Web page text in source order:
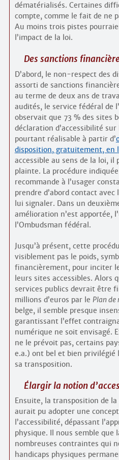
dématérialisés. Certaines
compte, comme le fait de ne
Au moins trois pistes
l’impact de la loi.
Des sanctions
D’abord, le non-respect des
assorti de sanctions
au terme de deux ans de
audités, le service fédéral de
observait que 73 % des sites
déclaration d’accessibilité
pourtant réalisable à partir d’
disposition, gratuitement, en
accessible au sens de la loi, il
plainte. La procédure
recommande à l’usager
prendre d’abord contact
lui signaler. Dans un
amélioration n’est apportée,
l’Ombudsman fédéral.
Jusqu’à présent, cette
visiblement pas le poids,
financièrement, pour inciter
leurs sites accessibles. Alors
services publics devrait être
millions d’euros par le Plan de
belge, il semble presque
garantissant l’effet
numérique ne soit envisagé.
ne le prévoit pas, certains
e.a.) ont bel et bien privilégié
sa transposition.
Élargir la notion
Ensuite, la transposition de
aurait pu adopter une
l’accessibilité, dépassant
physique. Il nous semble que
nombreuses contraintes qui
handicaps physiques